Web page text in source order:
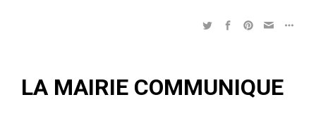
LA MAIRIE COMMUNIQUE